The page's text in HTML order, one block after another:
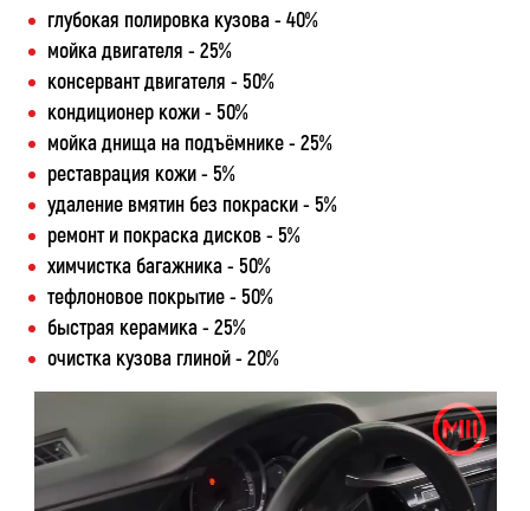
глубокая полировка кузова - 40%
мойка двигателя - 25%
консервант двигателя - 50%
кондиционер кожи - 50%
мойка днища на подъёмнике - 25%
реставрация кожи - 5%
удаление вмятин без покраски - 5%
ремонт и покраска дисков - 5%
химчистка багажника - 50%
тефлоновое покрытие - 50%
быстрая керамика - 25%
очистка кузова глиной - 20%